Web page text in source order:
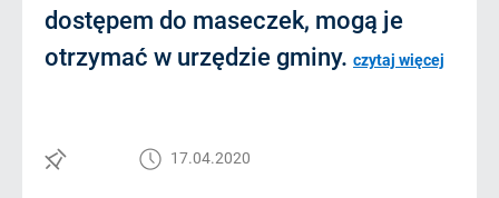
dostępem do maseczek, mogą je
otrzymać w urzędzie gminy. czytaj więcej
17.04.2020